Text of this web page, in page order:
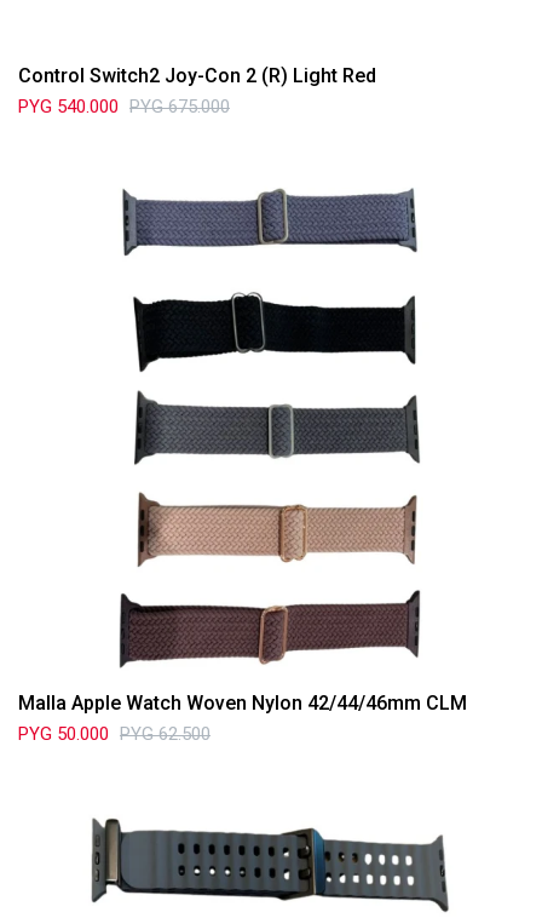
Control Switch2 Joy-Con 2 (R) Light Red
PYG 540.000 PYG 675.000
Malla Apple Watch Woven Nylon 42/44/46mm CLM
PYG 50.000 PYG 62.500